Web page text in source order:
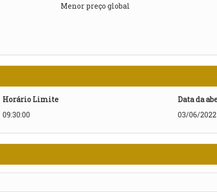
Menor preço global
Horário Limite
09:30:00
Data da
03/06/2022